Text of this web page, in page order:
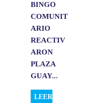
BINGO
COMUNIT
ARIO
REACTIV
ARON
PLAZA
GUAY...
LEER